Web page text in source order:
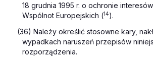
18 grudnia 1995 r. o ochronie
Wspólnot Europejskich (14).
(36) Należy określić stosowne kary,
wypadkach naruszeń przepisów
rozporządzenia.